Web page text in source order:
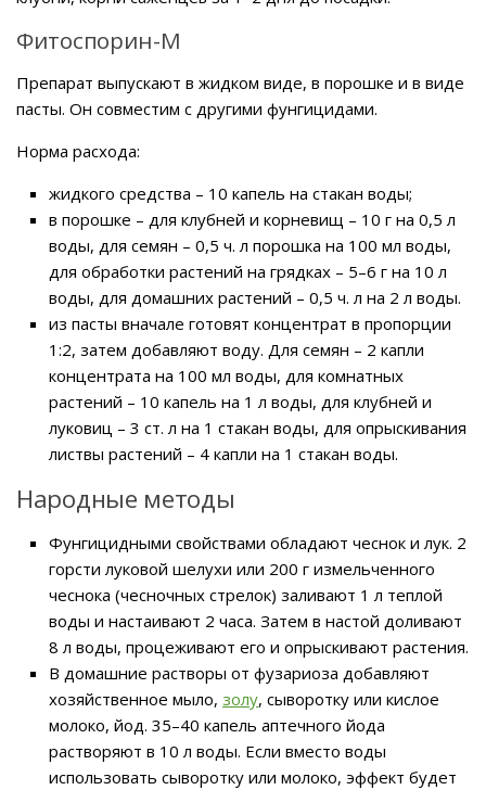
Фитоспорин-М
Препарат выпускают в жидком виде, в порошке и в виде
пасты. Он совместим с другими фунгицидами.
Норма расхода:
жидкого средства – 10 капель на стакан воды;
в порошке – для клубней и корневищ – 10 г на 0,5 л
воды, для семян – 0,5 ч. л порошка на 100 мл воды,
для обработки растений на грядках – 5–6 г на 10 л
воды, для домашних растений – 0,5 ч. л на 2 л воды.
из пасты вначале готовят концентрат в пропорции
1:2, затем добавляют воду. Для семян – 2 капли
концентрата на 100 мл воды, для комнатных
растений – 10 капель на 1 л воды, для клубней и
луковиц – 3 ст. л на 1 стакан воды, для опрыскивания
листвы растений – 4 капли на 1 стакан воды.
Народные методы
Фунгицидными свойствами обладают чеснок и лук. 2
горсти луковой шелухи или 200 г измельченного
чеснока (чесночных стрелок) заливают 1 л теплой
воды и настаивают 2 часа. Затем в настой доливают
8 л воды, процеживают его и опрыскивают растения.
В домашние растворы от фузариоза добавляют
хозяйственное мыло, золу, сыворотку или кислое
молоко, йод. 35–40 капель аптечного йода
растворяют в 10 л воды. Если вместо воды
использовать сыворотку или молоко, эффект будет